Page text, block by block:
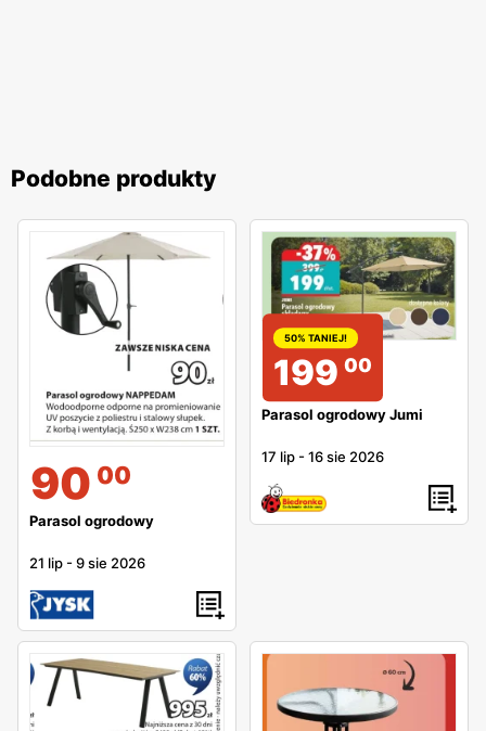
Podobne produkty
90 00
Parasol ogrodowy
21 lip -9 sie 2026
50% TANIEJ!
199 00
Parasol ogrodowy Jumi
17 lip -16 sie 2026